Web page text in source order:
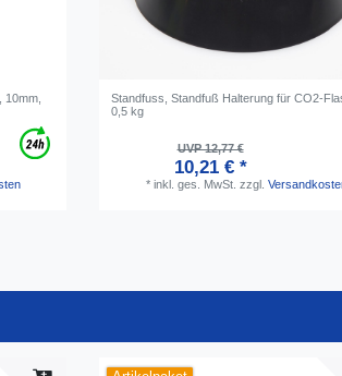
10mm,
Standfuss, Standfuß Halterung für CO2-
0,5 kg
UVP 12,77 €
10,21 € *
* inkl. ges. MwSt. zzgl.